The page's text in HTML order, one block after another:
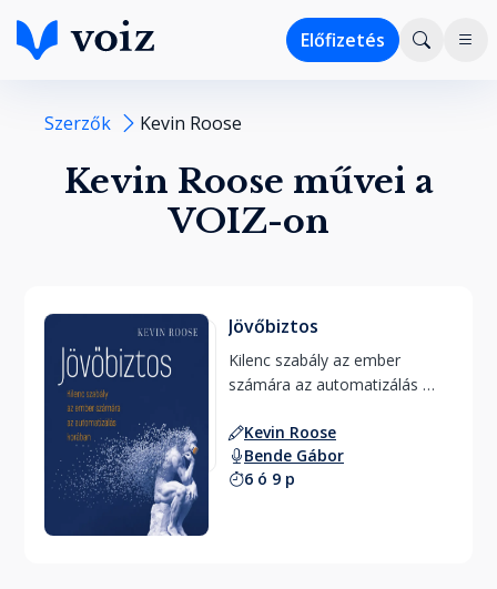
Előfizetés
Szerzők Kevin Roose
Kevin Roose művei a
VOIZ-on
Jövőbiztos
Kilenc szabály az ember
számára az automatizálás
Kevin Roose
Bende Gábor
6 ó 9 p